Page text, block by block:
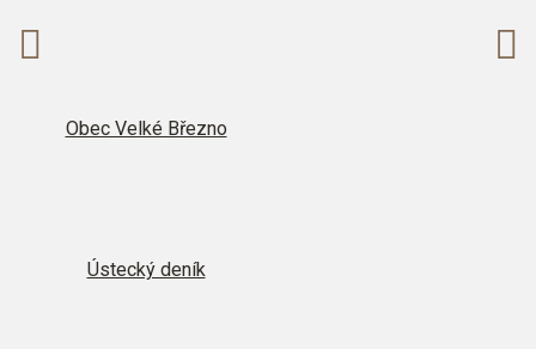
Obec Velké Březno
Ústecký deník